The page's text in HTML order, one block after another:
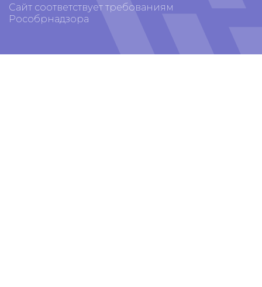
Сайт соответствует требованиям
Рособрнадзора